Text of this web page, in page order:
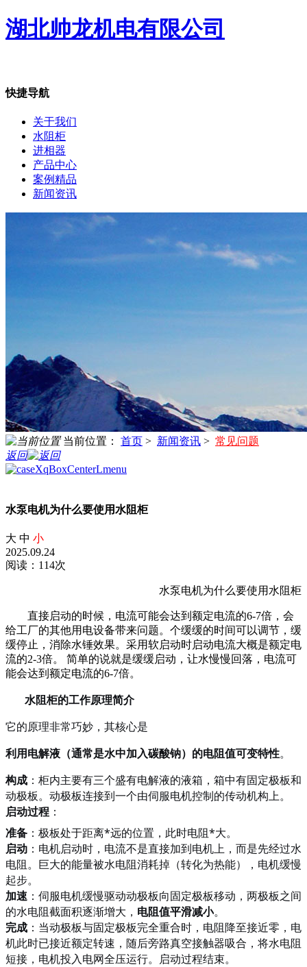
湖北帅龙机电有限公司
快捷导航
关于我们
水阻柜
进相器
产品中心
案例精品
新闻资讯
当前位置： 首页 > 新闻资讯 > 常见问题
返回
水泵电机为什么要使用水阻柜
大 中 小
2025.09.24
阅读：114次
水泵电机为什么要使用水阻柜
直接启动的时候，电流可能会达到额定电流的6-7倍，会
给工厂的其他用电设备带来问题。个缓缓的时间可以调节，缓
缓停止，消除水锤效果。采用软启动时启动电流大概是额定电
流的2-3倍。 简单的说就是缓缓启动，让水慢慢回落，电流可
能会达到额定电流的6-7倍。
水阻柜的工作原理简介
它的原理非常巧妙，其核心是
利用电解液（通常是水中加入碳酸钠）的电阻值可变特性。
构成 ：柜内主要有三个盛有电解液的液箱，箱中有固定极板和
动极板。动极板连接到一个由伺服电机控制的传动机构上。
启动过程 ：
准备 ：极板处于距离*远的位置，此时电阻*大。
启动 ：电机启动时，电流不是直接加到电机上，而是先经过水
电阻。巨大的能量被水电阻消耗掉（转化为热能），电机缓慢
起步。
加速 ：伺服电机缓慢驱动动极板向固定极板移动，两极板之间
的水电阻截面积逐渐增大， 电阻值平滑减小。
完成 ：当动极板与固定极板完全重合时，电阻降至接近零，电
机此时已接近额定转速，随后旁路真空接触器吸合，将水电阻
短接，电机投入电网全压运行。启动过程结束。